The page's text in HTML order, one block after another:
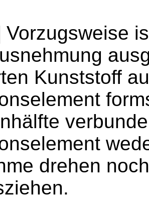
Vorzugsweise
Kunststoff
drehen